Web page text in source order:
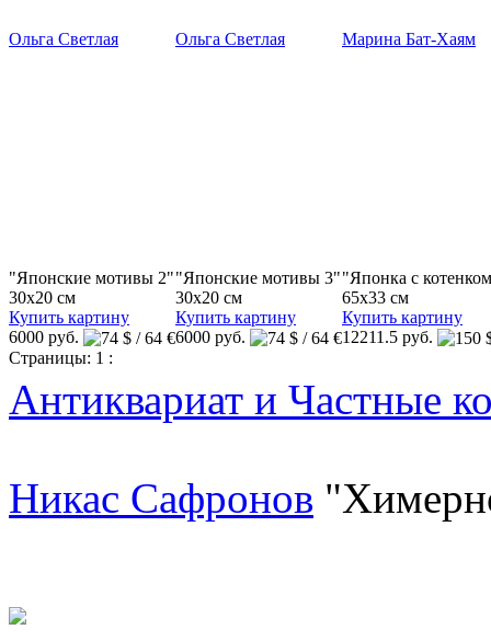
Ольга Светлая
"Японские мотивы 2"
30x20 см
Купить картину
6000 руб.
Ольга Светлая
"Японские мотивы 3"
30x20 см
Купить картину
6000 руб.
Марина Бат-Хаям
"Японка с
65x33 см
Купить картину
12211.5 руб.
Страницы: 1 :
Антиквариат и Частные
Никас Сафронов